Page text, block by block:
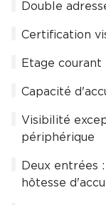
Double
Certification
Etage courant
Capacité
Visibilité
périphérique
Deux entrées
hôtesse